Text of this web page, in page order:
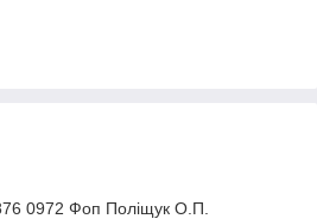
0972 Фоп Поліщук О.П.